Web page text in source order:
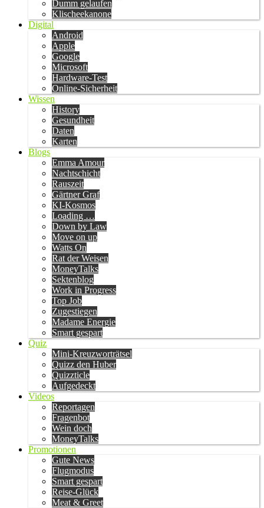
Dumm gelaufen
Klischeekanone
Digital
Android
Apple
Google
Microsoft
Hardware-Test
Online-Sicherheit
Wissen
History
Gesundheit
Daten
Karten
Blogs
Emma Amour
Nachtschicht
Rauszeit
Gärtner Graf
KI-Kosmos
Loading …
Down by Law
Move on up
Watts On
Rat der Weisen
MoneyTalks
Sektenblog
Work in Progress
Top Job
Zugestiegen
Madame Energie
Smart gespart
Quiz
Mini-Kreuzworträtsel
Quizz den Huber
Quizzticle
Aufgedeckt
Videos
Reportagen
Fragenbot
Wein doch
MoneyTalks
Promotionen
Gute News
Flugmodus
Smart gespart
Reise-Glück
Meat & Greet